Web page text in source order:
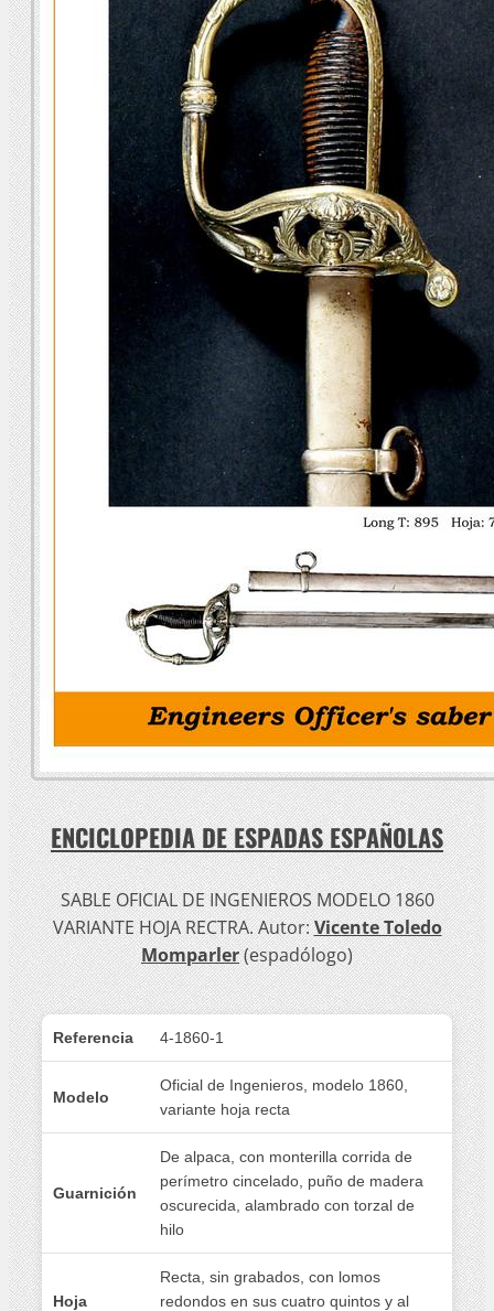
ENCICLOPEDIA DE ESPADAS ESPAÑOLAS
SABLE OFICIAL DE INGENIEROS MODELO 1860
VARIANTE HOJA RECTRA. Autor:Vicente Toledo
Momparler(espadólogo)
Referencia 4-1860-1
Modelo
Oficial de Ingenieros, modelo 1860,
variante hoja recta
Guarnición
De alpaca, con monterilla corrida de
perímetro cincelado, puño de madera
oscurecida, alambrado con torzal de
hilo
Hoja
Recta, sin grabados, con lomos
redondos en sus cuatro quintos y al